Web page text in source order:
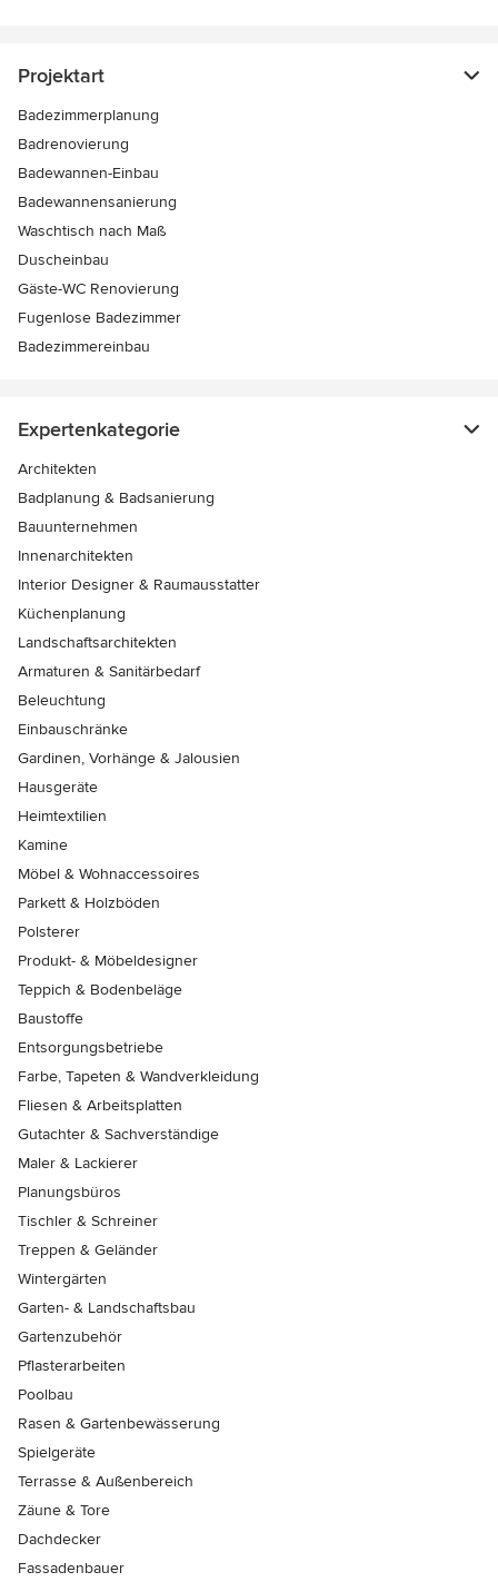
Projektart
Badezimmerplanung
Badrenovierung
Badewannen-Einbau
Badewannensanierung
Waschtisch nach Maß
Duscheinbau
Gäste-WC Renovierung
Fugenlose Badezimmer
Badezimmereinbau
Expertenkategorie
Architekten
Badplanung & Badsanierung
Bauunternehmen
Innenarchitekten
Interior Designer & Raumausstatter
Küchenplanung
Landschaftsarchitekten
Armaturen & Sanitärbedarf
Beleuchtung
Einbauschränke
Gardinen, Vorhänge & Jalousien
Hausgeräte
Heimtextilien
Kamine
Möbel & Wohnaccessoires
Parkett & Holzböden
Polsterer
Produkt- & Möbeldesigner
Teppich & Bodenbeläge
Baustoffe
Entsorgungsbetriebe
Farbe, Tapeten & Wandverkleidung
Fliesen & Arbeitsplatten
Gutachter & Sachverständige
Maler & Lackierer
Planungsbüros
Tischler & Schreiner
Treppen & Geländer
Wintergärten
Garten- & Landschaftsbau
Gartenzubehör
Pflasterarbeiten
Poolbau
Rasen & Gartenbewässerung
Spielgeräte
Terrasse & Außenbereich
Zäune & Tore
Dachdecker
Fassadenbauer